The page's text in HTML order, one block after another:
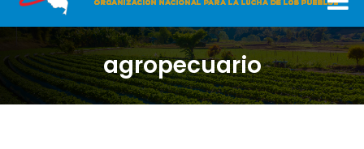
agropecuario